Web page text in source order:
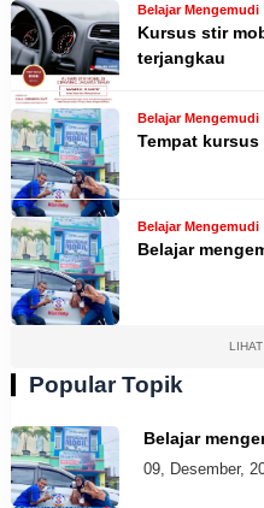
Belajar Mengemudi
Kursus stir
terjangkau
Belajar Mengemudi
Tempat
Belajar Mengemudi
Belajar
Popular Topik
Belajar
09, Desember,